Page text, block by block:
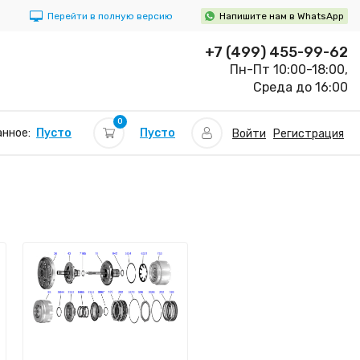
Перейти в полную версию Напишите нам в WhatsApp
+7 (499) 455-99-62
Пн-Пт 10:00-18:00,
Среда до 16:00
Пусто
0
Пусто Войти Регистрация